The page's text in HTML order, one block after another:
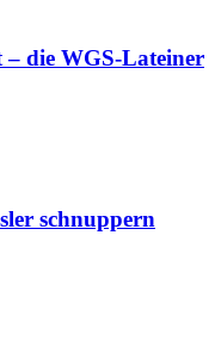
– die WGS-Lateiner
schnuppern